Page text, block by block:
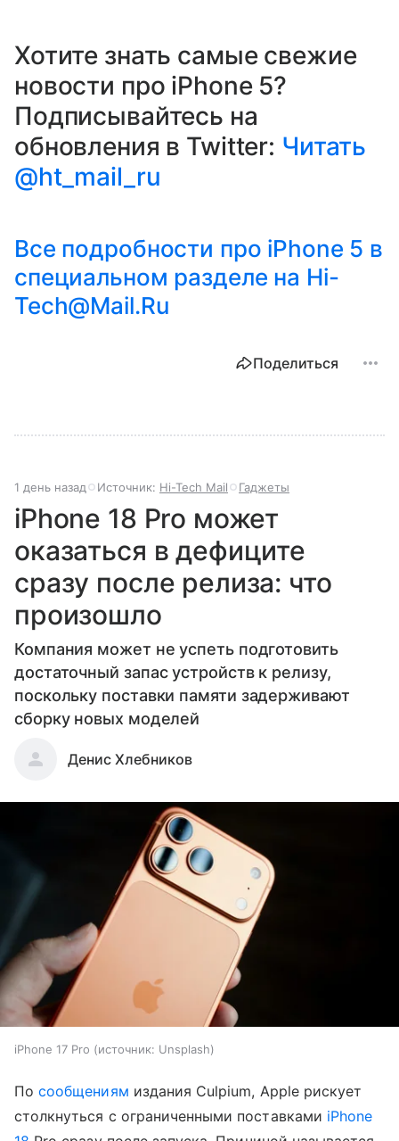
Хотите знать самые свежие
новости про iPhone 5?
Подписывайтесь на
обновления в Twitter: Читать
@ht_mail_ru
Все подробности про iPhone 5 в
специальном разделе на Hi-
Tech@Mail.Ru
Поделиться
1 день назад Источник: Hi-Tech Mail Гаджеты
iPhone 18 Pro может
оказаться в дефиците
сразу после релиза: что
произошло
Компания может не успеть подготовить
достаточный запас устройств к релизу,
поскольку поставки памяти задерживают
сборку новых моделей
Денис Хлебников
iPhone 17 Pro источник: Unsplash
Посообщениям издания Culpium, Apple рискует
столкнуться с ограниченными поставками iPhone